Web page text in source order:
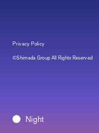
Daybreak
Night
Privacy Policy
©Shimada Group All Rights Reserved